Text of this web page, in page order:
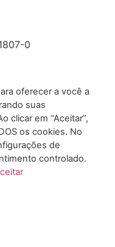
0
oferecer a você a
suas
clicar em “Aceitar”,
os cookies. No
de
controlado.